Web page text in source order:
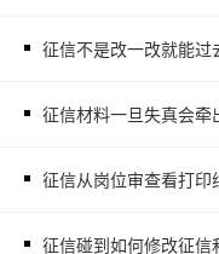
征信不是改一改就能
征信材料一旦失真会
征信从岗位审查看打印
征信碰到如何修改征